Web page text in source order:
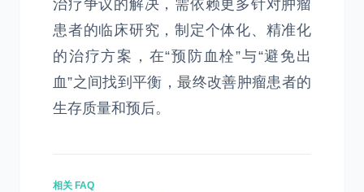
治疗争议的解决，需依赖更多针对肿瘤
患者的临床研究，制定个体化、精准化
的治疗方案，在“预防血栓”与“避免出
血”之间找到平衡，最终改善肿瘤患者的
生存质量和预后。
相关 FAQ